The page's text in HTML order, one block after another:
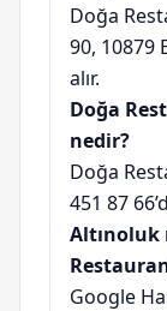
Doğa
90, 10879
alır.
Doğa
nedir?
Doğa
451 87
Altınoluk
Google